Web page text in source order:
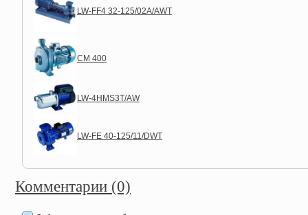
LW-FF4 32-125/02A/AWT
CM 400
LW-4HMS3T/AW
LW-FE 40-125/11/DWT
Комментарии (0)